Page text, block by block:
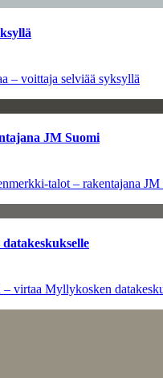
– voittaja selviää syksyllä
JM Suomi
talot – rakentajana JM
virtaa Myllykosken